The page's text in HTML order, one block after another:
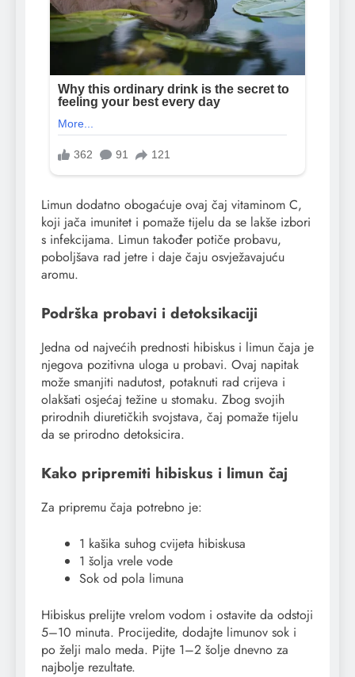
Limun dodatno obogaćuje ovaj čaj vitaminom C,
koji jača imunitet i pomaže tijelu da se lakše izbori
s infekcijama. Limun također potiče probavu,
poboljšava rad jetre i daje čaju osvježavajuću
aromu.
Podrška probavi i detoksikaciji
Jedna od najvećih prednosti hibiskus i limun čaja je
njegova pozitivna uloga u probavi. Ovaj napitak
može smanjiti nadutost, potaknuti rad crijeva i
olakšati osjećaj težine u stomaku. Zbog svojih
prirodnih diuretičkih svojstava, čaj pomaže tijelu
da se prirodno detoksicira.
Kako pripremiti hibiskus i limun čaj
Za pripremu čaja potrebno je:
1 kašika suhog cvijeta hibiskusa
1 šolja vrele vode
Sok od pola limuna
Hibiskus prelijte vrelom vodom i ostavite da odstoji
5–10 minuta. Procijedite, dodajte limunov sok i
po želji malo meda. Pijte 1–2 šolje dnevno za
najbolje rezultate.